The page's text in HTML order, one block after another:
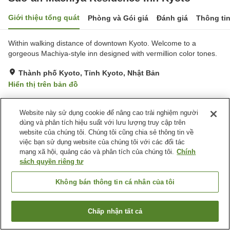
Giới thiệu tổng quát Phòng và Gói giá Đánh giá Thông
Within walking distance of downtown Kyoto. Welcome to a
gorgeous Machiya-style inn designed with vermillion color tones.
Thành phố Kyoto, Tỉnh Kyoto, Nhật Bản
Hiển thị trên bản đồ
Trang chủ Nhật Bản Tỉnh Kyoto
Thành phố Kyoto
Suo-an Machiya Residence Inn Kyoto
Tìm phòng trống
Website này sử dụng cookie để nâng cao trải nghiệm người
dùng và phân tích hiệu suất với lưu lượng truy cập trên
website của chúng tôi. Chúng tôi cũng chia sẻ thông tin về
việc bạn sử dụng website của chúng tôi với các đối tác
mạng xã hội, quảng cáo và phân tích của chúng tôi. Chính
sách quyền riêng tư
Không bán thông tin cá nhân của tôi
Chấp nhận tất cả